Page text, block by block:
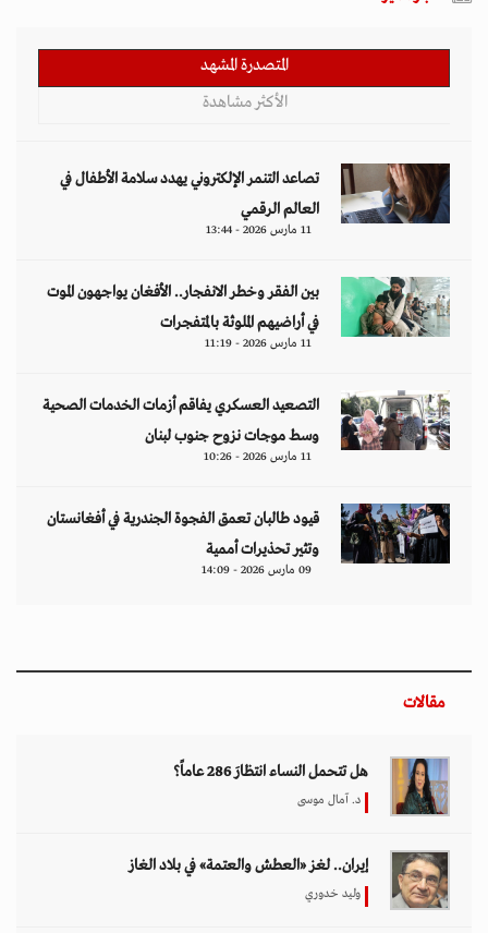
المتصدرة المشهد
الأكثر مشاهدة
تصاعد التنمر الإلكتروني يهدد سلامة الأطفال في
العالم الرقمي
11 مارس 2026 - 13:44
بين الفقر وخطر الانفجار.. الأفغان يواجهون الموت
في أراضيهم الملوثة بالمتفجرات
11 مارس 2026 - 11:19
التصعيد العسكري يفاقم أزمات الخدمات الصحية
وسط موجات نزوح جنوب لبنان
11 مارس 2026 - 10:26
قيود طالبان تعمق الفجوة الجندرية في أفغانستان
وتثير تحذيرات أممية
09 مارس 2026 - 14:09
مقالات
هل تتحمل النساء انتظارَ 286 عاماً؟
د. آمال موسى
إيران.. لغز «العطش والعتمة» في بلاد الغاز
وليد خدوري